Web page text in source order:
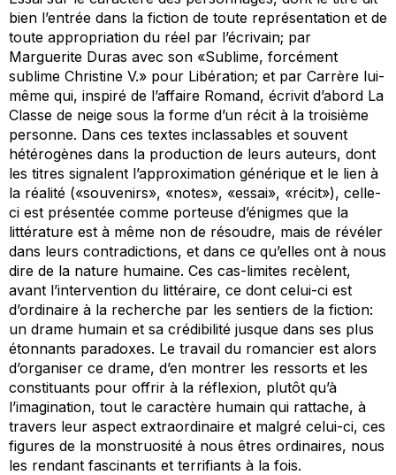
bien l’entrée dans la fiction de toute représentation et de
toute appropriation du réel par l’écrivain; par
Marguerite Duras avec son «Sublime, forcément
sublime Christine V.» pour Libération; et par Carrère lui-
même qui, inspiré de l’affaire Romand, écrivit d’abord La
Classe de neige sous la forme d’un récit à la troisième
personne. Dans ces textes inclassables et souvent
hétérogènes dans la production de leurs auteurs, dont
les titres signalent l’approximation générique et le lien à
la réalité («souvenirs», «notes», «essai», «récit»), celle-
ci est présentée comme porteuse d’énigmes que la
littérature est à même non de résoudre, mais de révéler
dans leurs contradictions, et dans ce qu’elles ont à nous
dire de la nature humaine. Ces cas-limites recèlent,
avant l’intervention du littéraire, ce dont celui-ci est
d’ordinaire à la recherche par les sentiers de la fiction:
un drame humain et sa crédibilité jusque dans ses plus
étonnants paradoxes. Le travail du romancier est alors
d’organiser ce drame, d’en montrer les ressorts et les
constituants pour offrir à la réflexion, plutôt qu’à
l’imagination, tout le caractère humain qui rattache, à
travers leur aspect extraordinaire et malgré celui-ci, ces
figures de la monstruosité à nous êtres ordinaires, nous
les rendant fascinants et terrifiants à la fois.